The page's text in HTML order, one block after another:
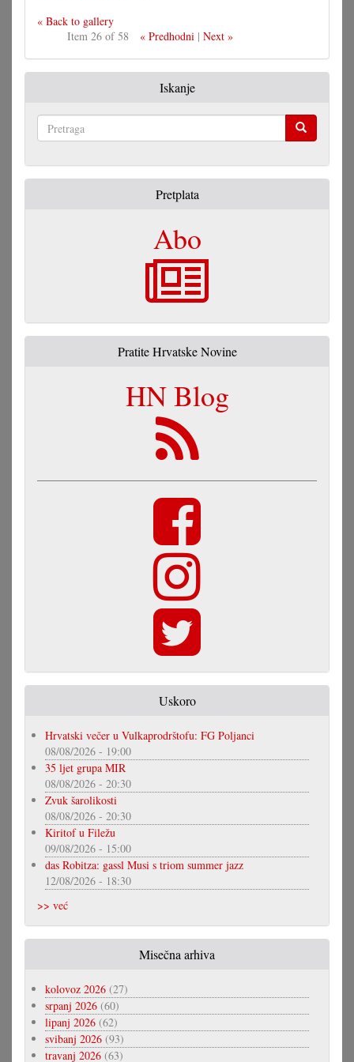
« Back to gallery
Item 26 of 58
« Predhodni| Next »
Iskanje
Pretplata
Abo
Pratite Hrvatske Novine
HN Blog
Uskoro
Hrvatski večer u Vulkaprodrštofu: FG Poljanci
08/08/2026 - 19:00
35 ljet grupa MIR
08/08/2026 - 20:30
Zvuk šarolikosti
08/08/2026 - 20:30
Kiritof u Filežu
09/08/2026 - 15:00
das Robitza: gassl Musi s triom summer jazz
12/08/2026 - 18:30
>> već
Misečna arhiva
kolovoz 2026 (27)
srpanj 2026 (60)
lipanj 2026 (62)
svibanj 2026 (93)
travanj 2026 (63)